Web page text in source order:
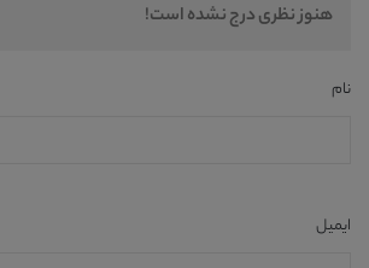
هنوز نظری درج نشده است!
نام
ایمیل